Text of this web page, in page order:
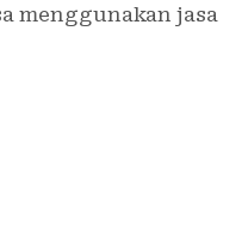
menggunakan jasa